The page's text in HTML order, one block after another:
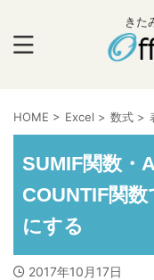
きた
HOME > Excel > 数式 >
SUMIF関数・
COUNTIF関
にする
2017年10月17日